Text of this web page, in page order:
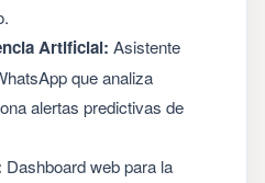
Artificial: Asistente
que analiza
alertas predictivas de
Dashboard web para la